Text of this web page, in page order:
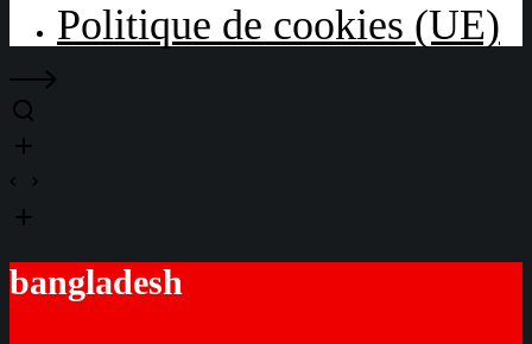
Politique de cookies (UE)
bangladesh